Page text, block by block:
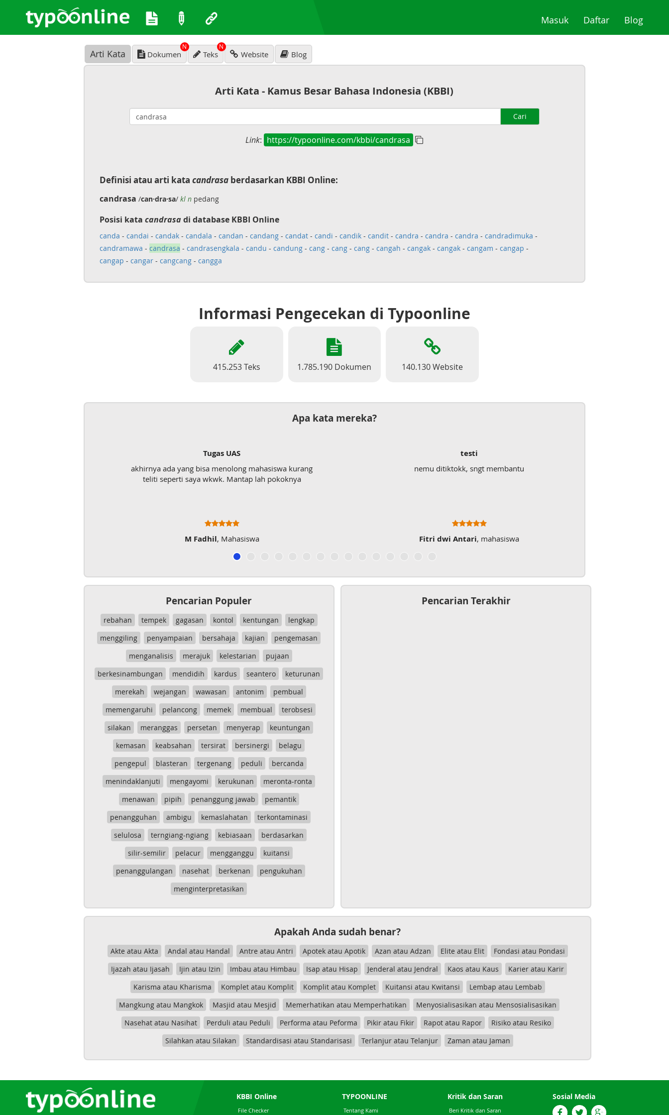
Masuk(current)
Daftar(current)
Blog
Arti Kata Dokumen
N
Teks
N
Website Blog
Arti Kata - Kamus Besar Bahasa Indonesia (KBBI)
Cari
Link: https://typoonline.com/kbbi/candrasa
Definisi atau arti kata candrasaberdasarkan KBBI Online:
candrasa /can·dra·sa/ kl npedang
Posisi kata candrasadi database KBBI Online
canda - candai - candak- candala - candan - candang- candat- candi - candik- candit- candra - candra - candra - candradimuka -
candramawa - candrasa - candrasengkala - candu - candung- cang- cang- cang- cangah - cangak- cangak- cangam - cangap -
cangap - cangar- cangcang- cangga
Informasi Pengecekan di Typoonline
415.253 Teks 1.785.190 Dokumen 140.130 Website
Apa kata mereka?
Tugas UAS
akhirnya ada yang bisa menolong mahasiswa kurang
teliti seperti saya wkwk. Mantap lah pokoknya
M Fadhil, Mahasiswa
testi
nemu ditiktokk, sngt membantu
Fitri dwi Antari, mahasiswa
Pencarian Populer
rebahan tempek gagasan kontol kentungan
lengkap
menggiling
penyampaian bersahaja kajian
pengemasan
menganalisis
merajuk kelestarian
pujaan
berkesinambungan
mendidih kardus seantero
keturunan
merekah
wejangan wawasan antonim
pembual
memengaruhi
pelancong memek membual
terobsesi
silakan
meranggas persetan menyerap
keuntungan
kemasan
keabsahan tersirat bersinergi
belagu
pengepul
blasteran tergenang peduli
bercanda
menindaklanjuti
mengayomi kerukunan
meronta-ronta
menawan
pipih penanggung jawab
pemantik
penangguhan
ambigu kemaslahatan
terkontaminasi
selulosa
terngiang-ngiang kebiasaan
berdasarkan
silir-semilir
pelacur mengganggu
kuitansi
penanggulangan
nasehat berkenan
pengukuhan
menginterpretasikan
Pencarian Terakhir
Apakah Anda sudah benar?
Akte atau Akta Andal atau Handal Antre atau Antri Apotek atau Apotik Azan atau Adzan Elite atau Elit
Fondasi atau Pondasi
Ijazah atau Ijasah
Ijin atau Izin Imbau atau Himbau Isap atau Hisap Jenderal atau Jendral Kaos atau Kaus
Karier atau Karir
Karisma atau Kharisma
Komplet atau Komplit Komplit atau Komplet Kuitansi atau Kwitansi
Lembap atau Lembab
Mangkung atau Mangkok
Masjid atau Mesjid Memerhatikan atau Memperhatikan
Menyosialisasikan atau Mensosialisasikan
Nasehat atau Nasihat
Perduli atau Peduli Performa atau Peforma Pikir atau Fikir Rapot atau Rapor
Risiko atau Resiko
Silahkan atau Silakan
Standardisasi atau Standarisasi Terlanjur atau Telanjur Zaman atau Jaman
KBBI Online
File Checker
TYPOONLINE
Tentang Kami
Kritik dan Saran
Beri Kritik dan Saran
Sosial Media